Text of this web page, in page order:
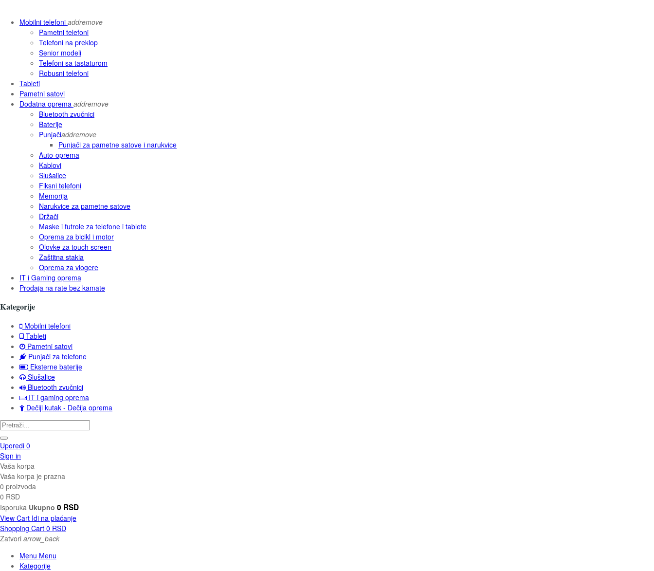
Mobilni telefoni addremove
Pametni telefoni
Telefoni na preklop
Senior modeli
Telefoni sa tastaturom
Robusni telefoni
Tableti
Pametni satovi
Dodatna oprema addremove
Bluetooth zvučnici
Baterije
Punjačiaddremove
Punjači za pametne satove i narukvice
Auto-oprema
Kablovi
Slušalice
Fiksni telefoni
Memorija
Narukvice za pametne satove
Držači
Maske i futrole za telefone i tablete
Oprema za bicikl i motor
Olovke za touch screen
Zaštitna stakla
Oprema za vlogere
IT i Gaming oprema
Prodaja na rate bez kamate
Kategorije
Mobilni telefoni
Tableti
Pametni satovi
Punjači za telefone
Eksterne baterije
Slušalice
Bluetooth zvučnici
IT i gaming oprema
Dečiji kutak - Dečija oprema
Uporedi 0
Sign in
Vaša korpa
Vaša korpa je prazna
0 proizvoda
0 RSD
Isporuka Ukupno 0 RSD
View Cart Idi na plaćanje
Shopping Cart 0 RSD
Zatvori arrow_back
Menu Menu
Kategorije